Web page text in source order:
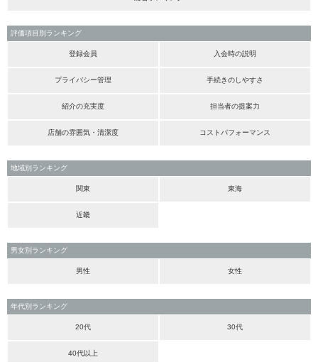
評価項目別ランキング
登録会員 入会時の説明
プライバシー管理 手続きのしやすさ
紹介の充実度 担当者の提案力
店舗の雰囲気・清潔度 コストパフォーマンス
地域別ランキング
関東 東海
近畿
男女別ランキング
男性 女性
年代別ランキング
20代 30代
40代以上